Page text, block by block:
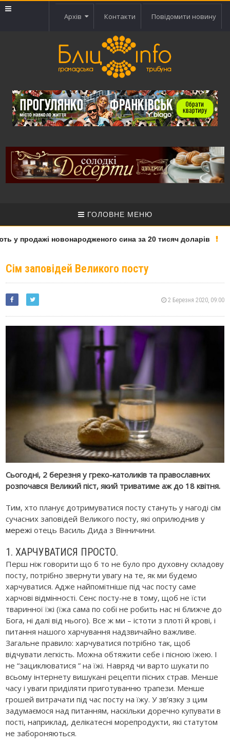
Архів Контакти Повідомити новину
ГОЛОВНЕ МЕНЮ
продажі новонародженого сина за 20 тисяч доларів
Сім заповідей Великого посту
2 Березня 2020, 09:00
Сьогодні, 2 березня у греко-католиків та православних
розпочався Великий піст, який триватиме аж до 18 квітня.
Тим, хто планує дотримуватися посту стануть у нагоді сім
сучасних заповідей Великого посту, які оприлюднив у
мережі отець Василь Дида з Вінничини.
1. ХАРЧУВАТИСЯ ПРОСТО.
Перш ніж говорити що б то не було про духовну складову
посту, потрібно звернути увагу на те, як ми будемо
харчуватися. Адже найпомітніше під час посту саме
харчові відмінності. Сенс посту-не в тому, щоб не їсти
тваринної їжі (їжа сама по собі не робить нас ні ближче до
Бога, ні далі від нього). Все ж ми – істоти з плоті й крові, і
питання нашого харчування надзвичайно важливе.
Загальне правило: харчуватися потрібно так, щоб
відчувати легкість. Можна обтяжити себе і пісною їжею. І
не “зациклюватися ” на їжі. Навряд чи варто шукати по
всьому інтернету вишукані рецепти пісних страв. Менше
часу і уваги приділяти приготуванню трапези. Менше
грошей витрачати під час посту на їжу. У зв’язку з цим
задумаємося над питанням, наскільки доречно купувати в
пості, наприклад, делікатесні морепродукти, які статутом
не забороняються.